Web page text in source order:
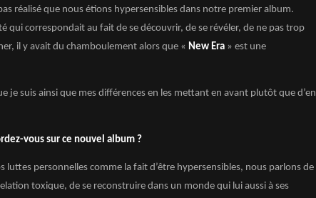
réalisé que nous étions hypersensibles dans notre premier album.
qui correspondait au fait de se découvrir, de se révéler, de ne pas trop
il y avait du chamboulement alors que « New Era » est une
je suis ainsi que mes différences en les mettant en avant plutôt que d’en
vous sur ce nouvel album ?
luttes personnelles comme la fait d’être hypersensibles, nous parlons de
toxique, de se reconstruire dans un monde qui lui aussi à ses